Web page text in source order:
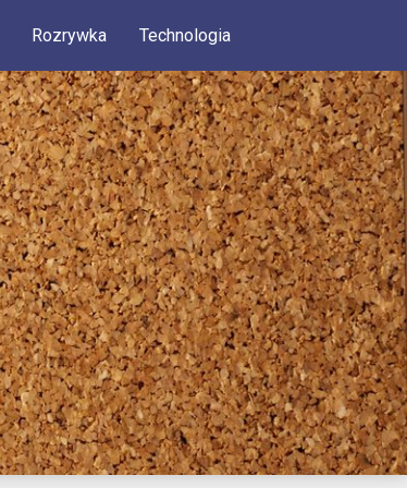
Rozrywka Technologia